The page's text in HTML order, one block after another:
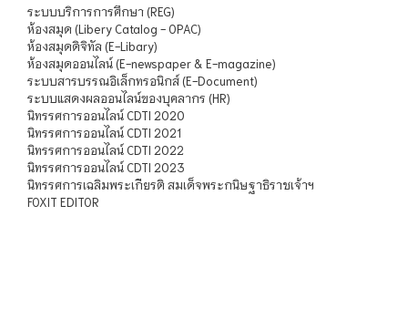
ระบบบริการการศึกษา (REG)
ห้องสมุด (Libery Catalog - OPAC)
ห้องสมุดดิจิทัล (E-Libary)
ห้องสมุดออนไลน์ (E-newspaper & E-magazine)
ระบบสารบรรณอิเล็กทรอนิกส์ (E-Document)
ระบบแสดงผลออนไลน์ของบุคลากร (HR)
นิทรรศการออนไลน์ CDTI 2020
นิทรรศการออนไลน์ CDTI 2021
นิทรรศการออนไลน์ CDTI 2022
นิทรรศการออนไลน์ CDTI 2023
นิทรรศการเฉลิมพระเกียรติ สมเด็จพระกนิษฐาธิราชเจ้าฯ
FOXIT EDITOR